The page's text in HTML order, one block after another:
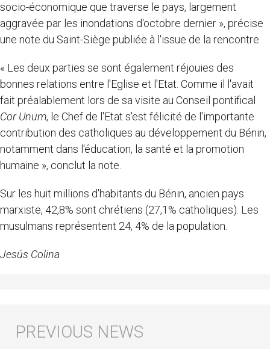
socio-économique que traverse le pays, largement
aggravée par les inondations d'octobre dernier », précise
une note du Saint-Siège publiée à l'issue de la rencontre.
« Les deux parties se sont également réjouies des
bonnes relations entre l'Eglise et l'Etat. Comme il l'avait
fait préalablement lors de sa visite au Conseil pontifical
Cor Unum, le Chef de l'Etat s'est félicité de l'importante
contribution des catholiques au développement du Bénin,
notamment dans l'éducation, la santé et la promotion
humaine », conclut la note.
Sur les huit millions d'habitants du Bénin, ancien pays
marxiste, 42,8% sont chrétiens (27,1% catholiques). Les
musulmans représentent 24, 4% de la population.
Jesús Colina